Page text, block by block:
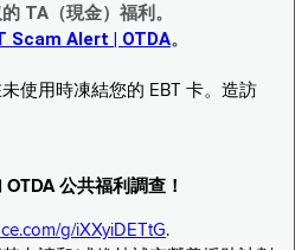
TA（現金）福利。
Scam Alert | OTDA。
使用時凍結您的 EBT 卡。造訪
公共福利調查！
g/iXXyiDETtG.